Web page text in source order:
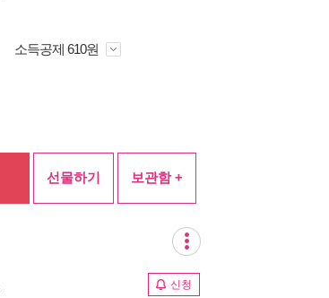
소득공제 610원
선물하기 보관함 +
신청